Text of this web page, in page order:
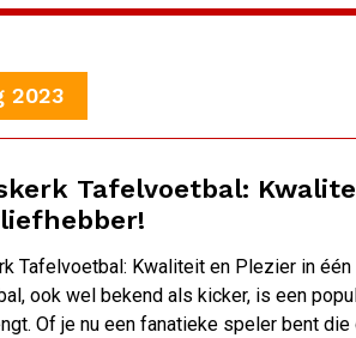
2023
Tafelvoetbal:
Tafelvoetbal: Kwaliteit en Plezier in één
ook wel bekend als kicker, is een
Of je nu een fanatieke speler bent